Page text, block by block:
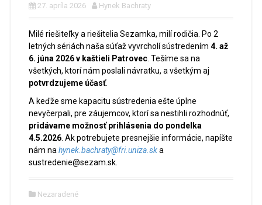
27. apríla 2026 Hynek Bachraty
Milé riešiteľky a riešitelia Sezamka, milí rodičia. Po 2
letných sériách naša súťaž vyvrcholí sústredením 4. až
6. júna 2026 v kaštieli Patrovec . Tešíme sa na
všetkých, ktorí nám poslali návratku, a všetkým aj
potvrdzujeme účasť.
A keďže sme kapacitu sústredenia ešte úplne
nevyčerpali, pre záujemcov, ktorí sa nestihli rozhodnúť,
pridávame možnosť prihlásenia do pondelka
4.5.2026 . Ak potrebujete presnejšie informácie, napíšte
nám na hynek.bachraty@fri.uniza.ska
sustredenie@sezam.sk.
Nezaradené